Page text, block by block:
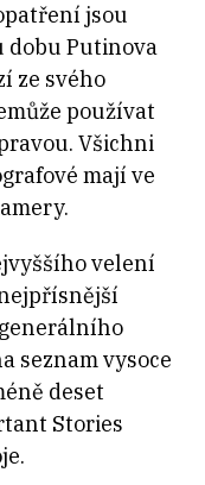
jsou
dobu Putinova
ze svého
používat
Všichni
mají ve
velení
seznam vysoce
deset
Stories